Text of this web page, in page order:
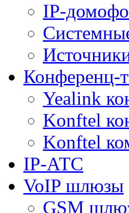
IP-
Конференц-
Yealink
Konftel
Konftel
IP-АТС
VoIP шлюзы
GSM